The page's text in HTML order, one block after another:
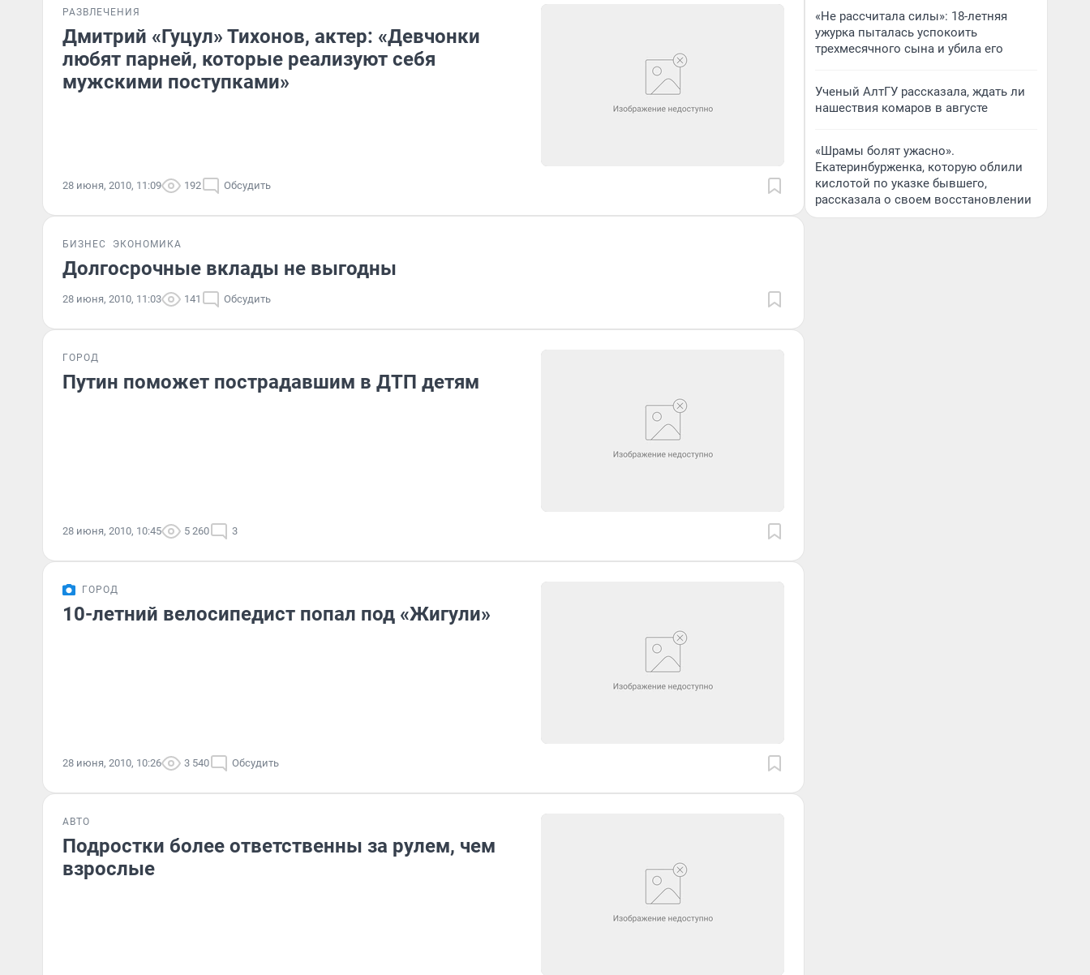
РАЗВЛЕЧЕНИЯ
Дмитрий «Гуцул» Тихонов, актер: «Девчонки
любят парней, которые реализуют себя
мужскими поступками»
28 июня, 2010, 11:09 192 Обсудить
БИЗНЕС ЭКОНОМИКА
Долгосрочные вклады не выгодны
28 июня, 2010, 11:03 141 Обсудить
ГОРОД
Путин поможет пострадавшим в ДТП детям
28 июня, 2010, 10:45 5 260 3
ГОРОД
10-летний велосипедист попал под «Жигули»
28 июня, 2010, 10:26 3 540 Обсудить
АВТО
Подростки более ответственны за рулем, чем
взрослые
«Не рассчитала силы»: 18-летняя
ужурка пыталась успокоить
трехмесячного сына и убила его
Ученый АлтГУ рассказала, ждать ли
нашествия комаров в августе
«Шрамы болят ужасно».
Екатеринбурженка, которую облили
кислотой по указке бывшего,
рассказала о своем восстановлении